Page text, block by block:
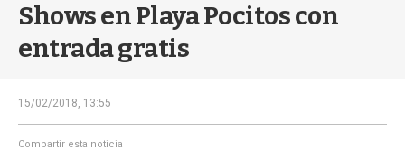
e
Shows en Playa Pocitos con
entrada gratis
15/02/2018, 13:55
Compartir esta noticia